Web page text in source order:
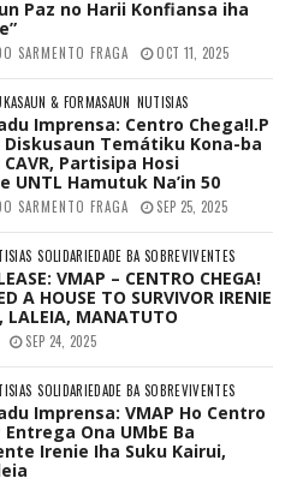
Paz no Harii Konfiansa iha
SARMENTO FRAGA OCT 11, 2025
& FORMASAUN NUTISIAS
Imprensa: Centro Chega!I.P
Diskusaun Temátiku Kona-ba
Partisipa Hosi
UNTL Hamutuk Na’in 50
SARMENTO FRAGA SEP 25, 2025
SOLIDARIEDADE BA SOBREVIVENTES
VMAP – CENTRO CHEGA!
A HOUSE TO SURVIVOR IRENIE
LALEIA, MANATUTO
SEP 24, 2025
SOLIDARIEDADE BA SOBREVIVENTES
Imprensa: VMAP Ho Centro
Entrega Ona UMbE Ba
Irenie Iha Suku Kairui,